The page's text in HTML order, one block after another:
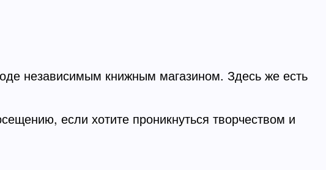
независимым книжным магазином. Здесь же есть
если хотите проникнуться творчеством и